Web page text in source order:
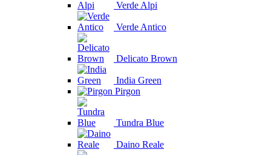
Verde Alpi
Verde Antico
Delicato Brown
India Green
Pirgon
Tundra Blue
Daino Reale